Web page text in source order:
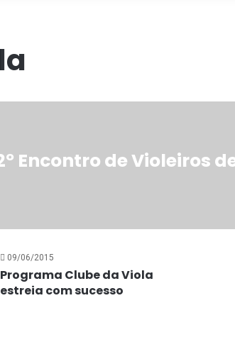
Encontro de Violeiros
09/06/2015
Programa Clube da Viola
estreia com sucesso